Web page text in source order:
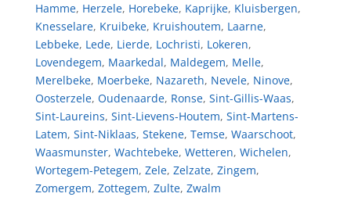
Hamme, Herzele, Horebeke, Kaprijke, Kluisbergen,
Knesselare, Kruibeke, Kruishoutem, Laarne,
Lebbeke, Lede, Lierde, Lochristi, Lokeren,
Lovendegem, Maarkedal, Maldegem, Melle,
Merelbeke, Moerbeke, Nazareth, Nevele, Ninove,
Oosterzele, Oudenaarde, Ronse, Sint-Gillis-Waas,
Sint-Laureins, Sint-Lievens-Houtem, Sint-Martens-
Latem, Sint-Niklaas, Stekene, Temse, Waarschoot,
Waasmunster, Wachtebeke, Wetteren, Wichelen,
Wortegem-Petegem, Zele, Zelzate, Zingem,
Zomergem, Zottegem, Zulte, Zwalm